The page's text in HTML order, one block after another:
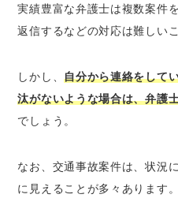
実績豊富な弁護士は複数案件
返信するなどの対応は難しい
しかし、自分から連絡をして
汰がないような場合は、弁護
でしょう。
なお、交通事故案件は、状況
に見えることが多々あります。